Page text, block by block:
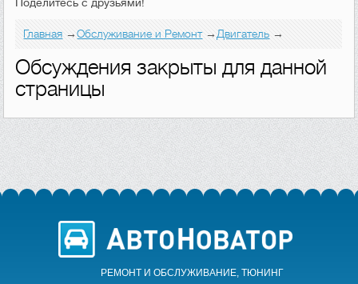
Поделитесь с друзьями!
Главная →Обслуживание и Ремонт→Двигатель →
Обсуждения закрыты для данной
страницы
РЕМОНТ И ОБСЛУЖИВАНИЕ, ТЮНИНГ